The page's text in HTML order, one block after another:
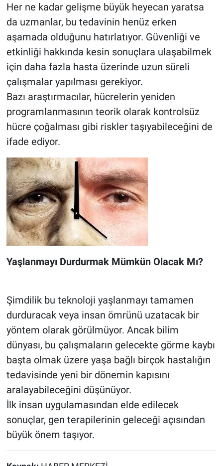
Her ne kadar gelişme büyük heyecan yaratsa
da uzmanlar, bu tedavinin henüz erken
aşamada olduğunu hatırlatıyor. Güvenliği ve
etkinliği hakkında kesin sonuçlara ulaşabilmek
için daha fazla hasta üzerinde uzun süreli
çalışmalar yapılması gerekiyor.
Bazı araştırmacılar, hücrelerin yeniden
programlanmasının teorik olarak kontrolsüz
hücre çoğalması gibi riskler taşıyabileceğini de
ifade ediyor.
Yaşlanmayı Durdurmak Mümkün Olacak Mı?
Şimdilik bu teknoloji yaşlanmayı tamamen
durduracak veya insan ömrünü uzatacak bir
yöntem olarak görülmüyor. Ancak bilim
dünyası, bu çalışmaların gelecekte görme kaybı
başta olmak üzere yaşa bağlı birçok hastalığın
tedavisinde yeni bir dönemin kapısını
aralayabileceğini düşünüyor.
İlk insan uygulamasından elde edilecek
sonuçlar, gen terapilerinin geleceği açısından
büyük önem taşıyor.